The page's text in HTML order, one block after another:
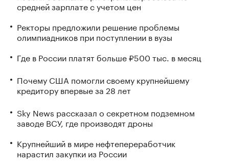
средней зарплате с учетом цен
Ректоры предложили решение проблемы
олимпиадников при поступлении в вузы
Где в России платят больше ₽500 тыс. в месяц
Почему США помогли своему крупнейшему
кредитору впервые за 28 лет
Sky News рассказал о секретном подземном
заводе ВСУ, где производят дроны
Крупнейший в мире нефтепереработчик
нарастил закупки из России